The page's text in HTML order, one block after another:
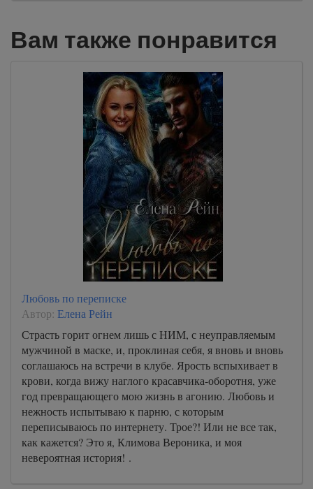
Вам также понравится
Любовь по переписке
Автор: Елена Рейн
Страсть горит огнем лишь с НИМ, с неуправляемым
мужчиной в маске, и, проклиная себя, я вновь и вновь
соглашаюсь на встречи в клубе. Ярость вспыхивает в
крови, когда вижу наглого красавчика-оборотня, уже
год превращающего мою жизнь в агонию. Любовь и
нежность испытываю к парню, с которым
переписываюсь по интернету. Трое?! Или не все так,
как кажется? Это я, Климова Вероника, и моя
невероятная история! .